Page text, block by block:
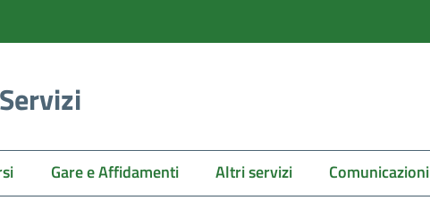
Gare e Affidamenti Altri servizi Comunicazioni